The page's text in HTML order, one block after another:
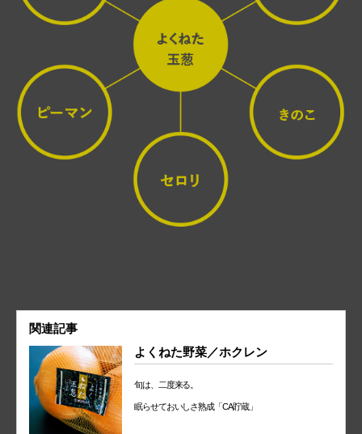
関連記事
よくねた野菜／ホクレン
旬は、二度来る。
眠らせておいしさ熟成「CA貯蔵」